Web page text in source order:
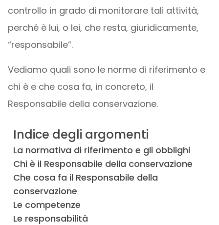
controllo in grado di monitorare tali attività,
perché è lui, o lei, che resta, giuridicamente,
“responsabile”.
Vediamo quali sono le norme di riferimento e
chi è e che cosa fa, in concreto, il
Responsabile della conservazione.
Indice degli argomenti
La normativa di riferimento e gli obblighi
Chi è il Responsabile della conservazione
Che cosa fa il Responsabile della
conservazione
Le competenze
Le responsabilità